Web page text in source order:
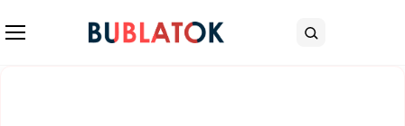
Buscar